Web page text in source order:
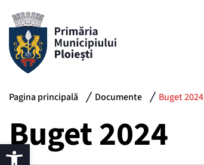
Pagina principală Documente Buget 2024
Buget 2024